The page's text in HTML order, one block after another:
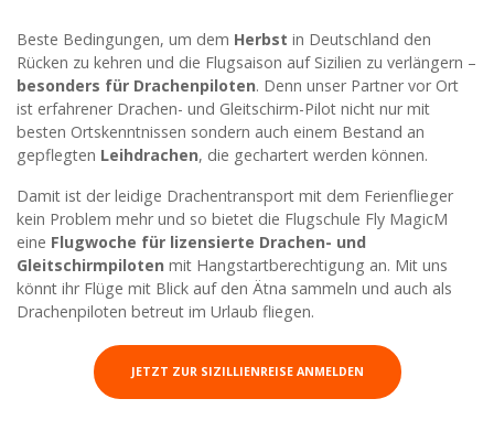
Beste Bedingungen, um dem Herbst in Deutschland den
Rücken zu kehren und die Flugsaison auf Sizilien zu verlängern –
besonders für Drachenpiloten. Denn unser Partner vor Ort
ist erfahrener Drachen- und Gleitschirm-Pilot nicht nur mit
besten Ortskenntnissen sondern auch einem Bestand an
gepflegten Leihdrachen, die gechartert werden können.
Damit ist der leidige Drachentransport mit dem Ferienflieger
kein Problem mehr und so bietet die Flugschule Fly MagicM
eine Flugwoche für lizensierte Drachen- und
Gleitschirmpiloten mit Hangstartberechtigung an. Mit uns
könnt ihr Flüge mit Blick auf den Ätna sammeln und auch als
Drachenpiloten betreut im Urlaub fliegen.
JETZT ZUR SIZILLIENREISE ANMELDEN